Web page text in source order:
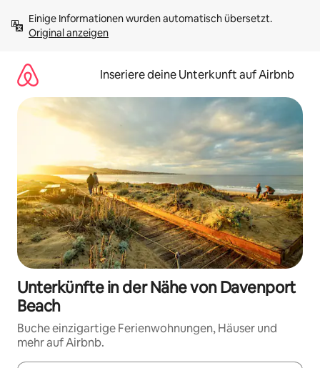
Inhalten
springenOriginal anzeigen
Inseriere deine Unterkunft auf Airbnb
Unterkünfte in der Nähe von Davenport
Beach
Buche einzigartige Ferienwohnungen, Häuser und
mehr auf Airbnb.